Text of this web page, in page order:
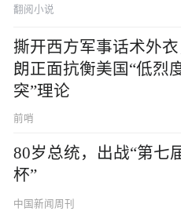
翻阅小说
撕开西方军事话术外
朗正面抗衡美国“低烈
突”理论
前哨
80岁总统，出战“第七
杯”
中国新闻周刊